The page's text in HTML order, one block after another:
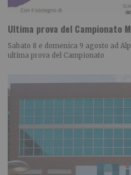
Ultima prova del Campionato
Sabato 8 e domenica 9 agosto ad
ultima prova del Campionato